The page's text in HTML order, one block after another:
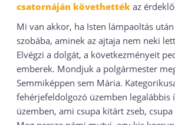
csatornáján követhették az
Mi van akkor, ha Isten lámpaoltás
szobába, aminek az ajtaja nem neki
Elvégzi a dolgát, a következményeit
emberek. Mondjuk a polgármester
Semmiképpen sem Mária.
fehérjefeldolgozó üzemben legalábbis
üzemben, ami csupa kitárt zseb,